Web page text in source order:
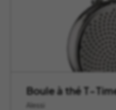
Boule à thé T-
Alessi